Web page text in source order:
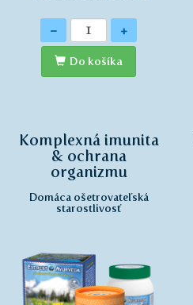
Množstvo
- +
Do košíka
Komplexná imunita
& ochrana
organizmu
Domáca ošetrovateľská
starostlivosť